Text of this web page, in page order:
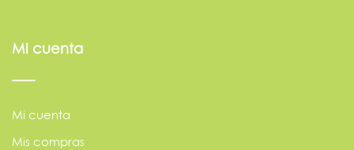
Mi cuenta
Mi cuenta
Mis compras